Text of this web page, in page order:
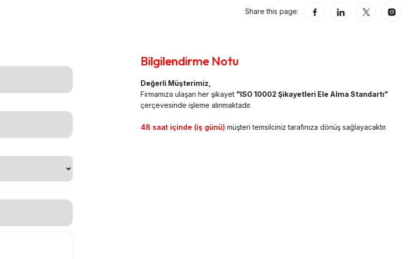
Share this page:
Bilgilendirme Notu
Değerli Müşterimiz,
Firmamıza ulaşan her şikayet "ISO 10002 Şikayetleri Ele Alma Standartı"
çerçevesinde işleme alınmaktadır.
48 saat içinde (iş günü) müşteri temsilciniz tarafınıza dönüş sağlayacaktır.